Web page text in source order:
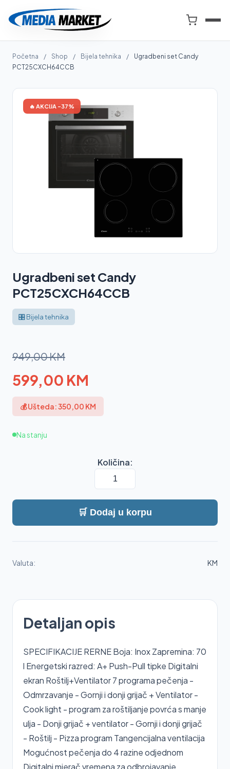
na
Smart
Media
Početna / Shop / Bijela tehnika /
Ugradbeni set Candy
PCT25CXCH64CCB
🔥 AKCIJA -37%
Ugradbeni set Candy
PCT25CXCH64CCB
🎛️ Bijela tehnika
949,00 KM
599,00 KM
💰 Ušteda: 350,00 KM
Na stanju
Količina:
🛒 Dodaj u korpu
Valuta: KM
Detaljan opis
SPECIFIKACIJE RERNE Boja: Inox Zapremina: 70
l Energetski razred: A+ Push-Pull tipke Digitalni
ekran Roštilj+Ventilator 7 programa pečenja -
Odmrzavanje - Gornji i donji grijač + Ventilator -
Cook light - program za roštiljanje povrća s manje
ulja - Donji grijač + ventilator - Gornji i donji grijač
- Roštilj - Pizza program Tangencijalna ventilacija
Mogućnost pečenja do 4 razine odjednom
Digitalni mjerač vremena za odbrojavanje